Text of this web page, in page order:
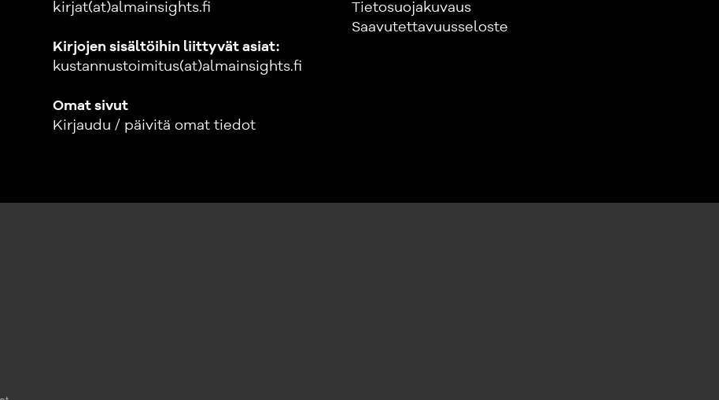
kirjat(at)almainsights.fi
Kirjojen sisältöihin liittyvät asiat:
kustannustoimitus(at)almainsights.fi
Omat sivut
Kirjaudu / päivitä omat tiedot
Tietosuojakuvaus
Saavutettavuusseloste